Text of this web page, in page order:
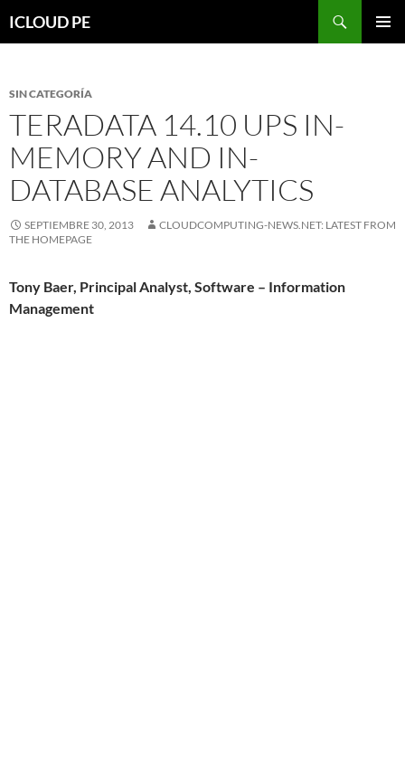
hacia
ICLOUD PE
SIN CATEGORÍA
TERADATA 14.10 UPS IN-
MEMORY AND IN-
DATABASE ANALYTICS
SEPTIEMBRE 30, 2013
CLOUDCOMPUTING-NEWS.NET: LATEST FROM
THE HOMEPAGE
Tony Baer, Principal Analyst, Software – Information
Management